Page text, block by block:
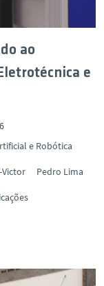
ao
e
e Robótica
Victor Pedro Lima